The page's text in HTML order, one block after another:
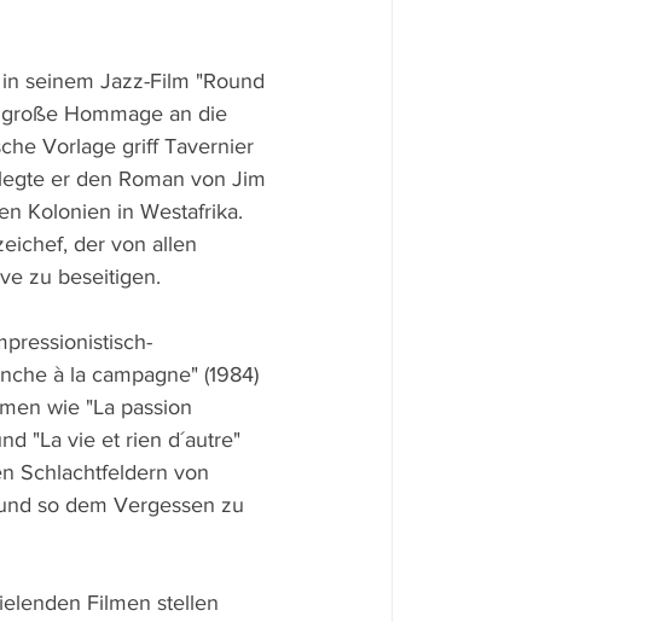
seinem Jazz-Film "Round
Hommage an die
Vorlage griff Tavernier
er den Roman von Jim
Kolonien in Westafrika.
der von allen
zu beseitigen.
à la campagne" (1984)
wie "La passion
"La vie et rien d´autre"
Schlachtfeldern von
so dem Vergessen zu
Filmen stellen